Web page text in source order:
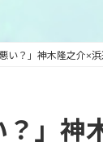
い？」神木隆之介×
？」